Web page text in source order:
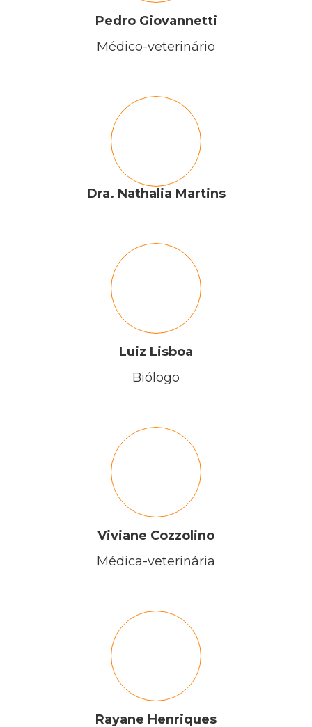
Pedro Giovannetti
Médico-veterinário
Dra. Nathalia Martins
Luiz Lisboa
Biólogo
Viviane Cozzolino
Médica-veterinária
Rayane Henriques